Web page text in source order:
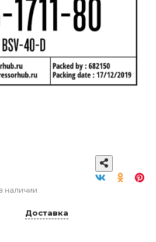
наличии
Доставка